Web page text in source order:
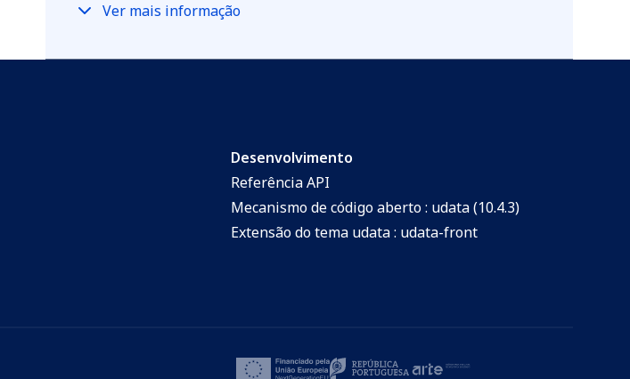
Ver mais informação
Desenvolvimento
Referência API
Mecanismo de código aberto : udata (10.4.3)
Extensão do tema udata : udata-front